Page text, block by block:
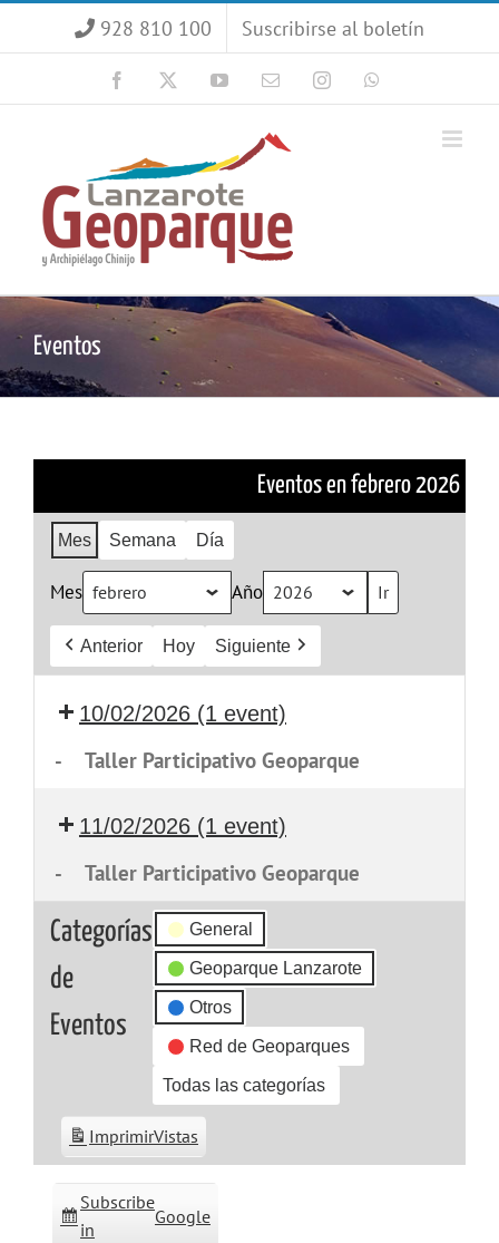
928 810 100 Suscribirse al boletín
Facebook YouTubeCorreoInstagram
Eventos
Eventos en febrero 2026
Mes Semana Día
Mes Año
Anterior Hoy Siguiente
10/02/2026 (1 event)
- Taller Participativo Geoparque
11/02/2026 (1 event)
- Taller Participativo Geoparque
Categorías
de
Eventos
General
Geoparque Lanzarote
Otros
Red de Geoparques
Todas las categorías
Subscribe
in
Google
ImprimirVistas